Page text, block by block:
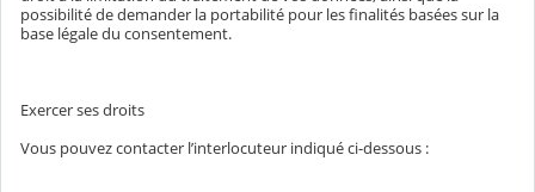
possibilité de demander la portabilité pour les finalités basées sur la
base légale du consentement.
Exercer ses droits
Vous pouvez contacter l’interlocuteur indiqué ci-dessous :